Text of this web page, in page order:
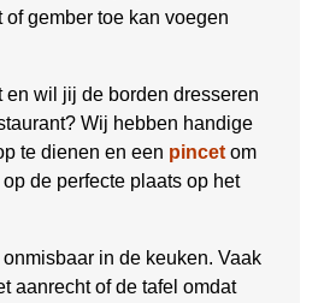
gember toe kan voegen
en wil jij de borden dresseren
Wij hebben handige
te dienen en een pincet om
de perfecte plaats op het
in de keuken. Vaak
aanrecht of de tafel omdat